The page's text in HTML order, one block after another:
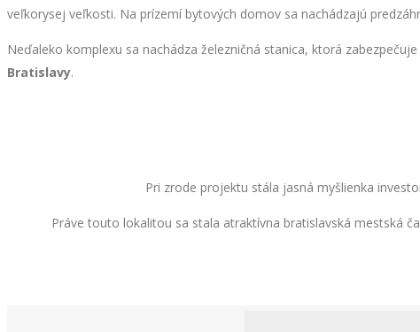
veľkorysej veľkosti. Na prízemí bytových domov sa nachádzajú
Neďaleko komplexu sa nachádza železničná stanica, ktorá
Bratislavy.
Pri zrode projektu stála jasná myšlienka
Práve touto lokalitou sa stala atraktívna bratislavská mestská